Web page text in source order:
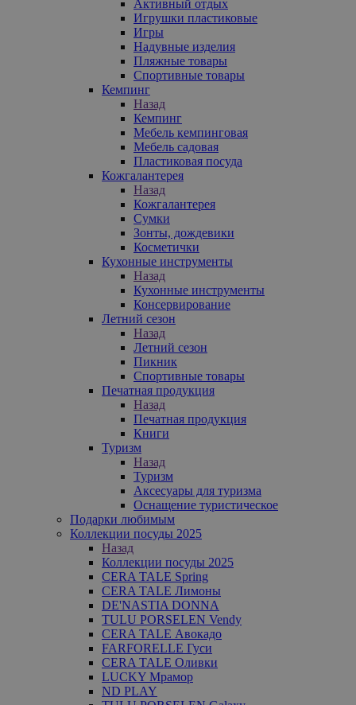
Активный отдых
Игрушки пластиковые
Игры
Надувные изделия
Пляжные товары
Спортивные товары
Кемпинг
Назад
Кемпинг
Мебель кемпинговая
Мебель садовая
Пластиковая посуда
Кожгалантерея
Назад
Кожгалантерея
Сумки
Зонты, дождевики
Косметички
Кухонные инструменты
Назад
Кухонные инструменты
Консервирование
Летний сезон
Назад
Летний сезон
Пикник
Спортивные товары
Печатная продукция
Назад
Печатная продукция
Книги
Туризм
Назад
Туризм
Аксесуары для туризма
Оснащение туристическое
Подарки любимым
Коллекции посуды 2025
Назад
Коллекции посуды 2025
CERA TALE Spring
CERA TALE Лимоны
DE'NASTIA DONNA
TULU PORSELEN Vendy
CERA TALE Авокадо
FARFORELLE Гуси
CERA TALE Оливки
LUCKY Мрамор
ND PLAY